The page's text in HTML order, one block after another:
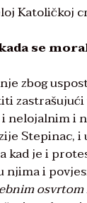
Katoličkoj
se
zbog
nelojalnim i
Stepinac,
kad je i
i